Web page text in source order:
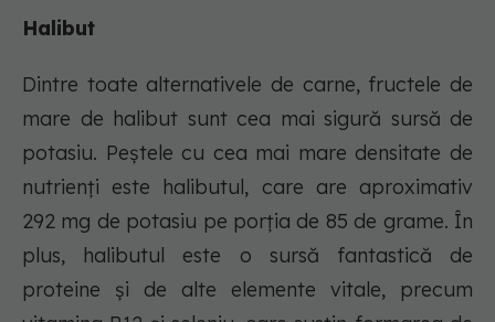
Halibut
Dintre toate alternativele de carne, fructele de
mare de halibut sunt cea mai sigură sursă de
potasiu. Peștele cu cea mai mare densitate de
nutrienți este halibutul, care are aproximativ
292 mg de potasiu pe porția de 85 de grame. În
plus, halibutul este o sursă fantastică de
proteine și de alte elemente vitale, precum